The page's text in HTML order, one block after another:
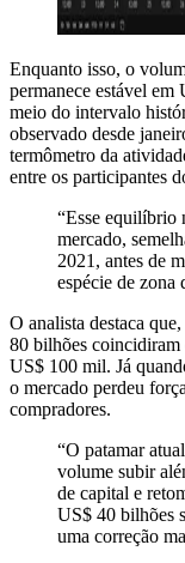
Enquanto isso, o
permanece estável
meio do intervalo
observado desde
termômetro da
entre os participantes
“Esse equilíbrio
mercado,
2021, antes de
espécie de zona
O analista destaca
80 bilhões
US$ 100 mil. Já
o mercado perdeu
compradores.
“O patamar
volume subir
de capital e
US$ 40 bilhões
uma correção